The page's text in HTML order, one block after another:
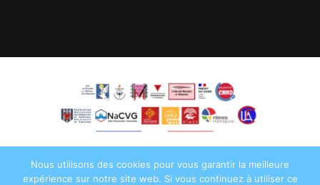
Nous utilisons des cookies pour vous garantir la meilleure
expérience sur notre site web. Si vous continuez à utiliser ce